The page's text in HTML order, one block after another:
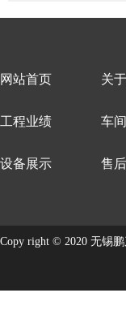
网站首页 关
工程业绩 车
设备展示 售
Copy right © 2020 无锡